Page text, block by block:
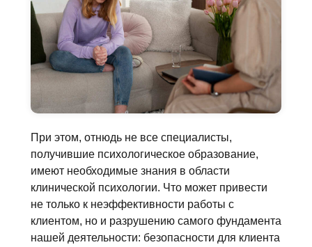
При этом, отнюдь не все специалисты,
получившие психологическое образование,
имеют необходимые знания в области
клинической психологии. Что может привести
не только к неэффективности работы с
клиентом, но и разрушению самого фундамента
нашей деятельности: безопасности для клиента